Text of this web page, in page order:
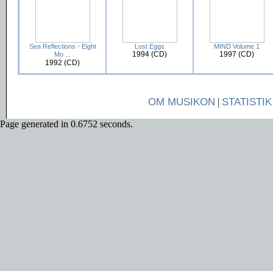
Sea Reflections - Eight
Mo ...
1992 (CD)
Lost Eggs
1994 (CD)
MIND Volume 1
1997 (CD)
OM MUSIKON | STATISTIK
Page generated in 0.6752 seconds.